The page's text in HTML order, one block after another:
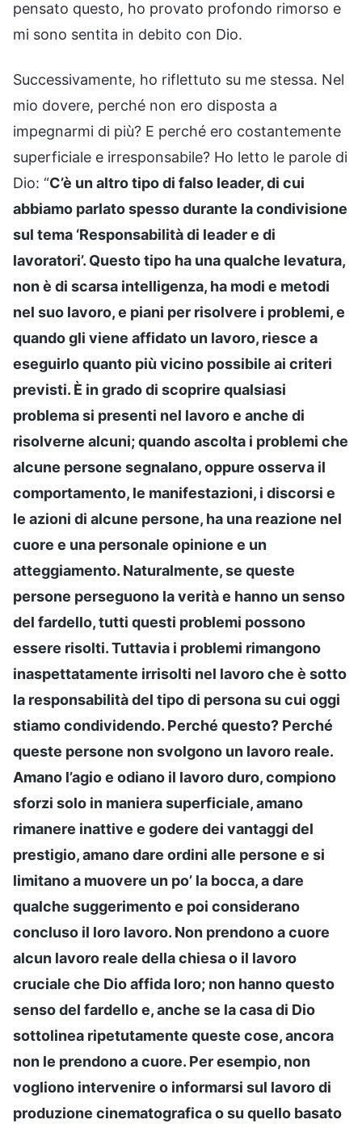
pensato questo, ho provato profondo rimorso e
mi sono sentita in debito con Dio.
Successivamente, ho riflettuto su me stessa. Nel
mio dovere, perché non ero disposta a
impegnarmi di più? E perché ero costantemente
superficiale e irresponsabile? Ho letto le parole di
Dio: “C’è un altro tipo di falso leader, di cui
abbiamo parlato spesso durante la condivisione
sul tema ‘Responsabilità di leader e di
lavoratori’. Questo tipo ha una qualche levatura,
non è di scarsa intelligenza, ha modi e metodi
nel suo lavoro, e piani per risolvere i problemi, e
quando gli viene affidato un lavoro, riesce a
eseguirlo quanto più vicino possibile ai criteri
previsti. È in grado di scoprire qualsiasi
problema si presenti nel lavoro e anche di
risolverne alcuni; quando ascolta i problemi che
alcune persone segnalano, oppure osserva il
comportamento, le manifestazioni, i discorsi e
le azioni di alcune persone, ha una reazione nel
cuore e una personale opinione e un
atteggiamento. Naturalmente, se queste
persone perseguono la verità e hanno un senso
del fardello, tutti questi problemi possono
essere risolti. Tuttavia i problemi rimangono
inaspettatamente irrisolti nel lavoro che è sotto
la responsabilità del tipo di persona su cui oggi
stiamo condividendo. Perché questo? Perché
queste persone non svolgono un lavoro reale.
Amano l’agio e odiano il lavoro duro, compiono
sforzi solo in maniera superficiale, amano
rimanere inattive e godere dei vantaggi del
prestigio, amano dare ordini alle persone e si
limitano a muovere un po’ la bocca, a dare
qualche suggerimento e poi considerano
concluso il loro lavoro. Non prendono a cuore
alcun lavoro reale della chiesa o il lavoro
cruciale che Dio affida loro; non hanno questo
senso del fardello e, anche se la casa di Dio
sottolinea ripetutamente queste cose, ancora
non le prendono a cuore. Per esempio, non
vogliono intervenire o informarsi sul lavoro di
produzione cinematografica o su quello basato